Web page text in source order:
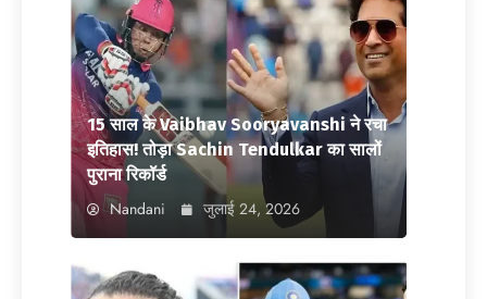
15 साल के Vaibhav Sooryavanshi ने रचा
इतिहास! तोड़ा Sachin Tendulkar का सालों
पुराना रिकॉर्ड
Nandani जुलाई 24, 2026